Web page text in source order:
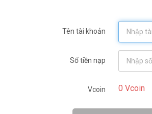
Tên tài khoản
Số tiền nạp
Vcoin 0 Vcoin